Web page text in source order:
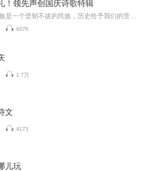
！领先声创国庆诗歌特辑
6076
1.7万
文
4173
儿玩